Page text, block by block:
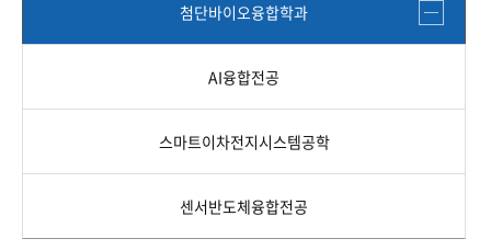
첨단바이오융합학과
AI융합전공
스마트이차전지시스템공학
센서반도체융합전공